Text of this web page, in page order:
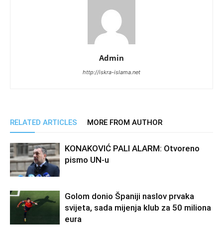
Admin
http://iskra-islama.net
RELATED ARTICLES MORE FROM AUTHOR
KONAKOVIĆ PALI ALARM: Otvoreno
pismo UN-u
Golom donio Španiji naslov prvaka
svijeta, sada mijenja klub za 50 miliona
eura